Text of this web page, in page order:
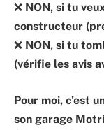
❌ NON, si tu
constructeur
❌ NON, si tu
(vérifie les avis
Pour moi, c’est
son garage